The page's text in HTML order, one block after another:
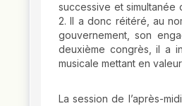
successive et simultanée
2. Il a donc réitéré, au
gouvernement, son
deuxième congrès, il a
musicale mettant en
La session de l’après-